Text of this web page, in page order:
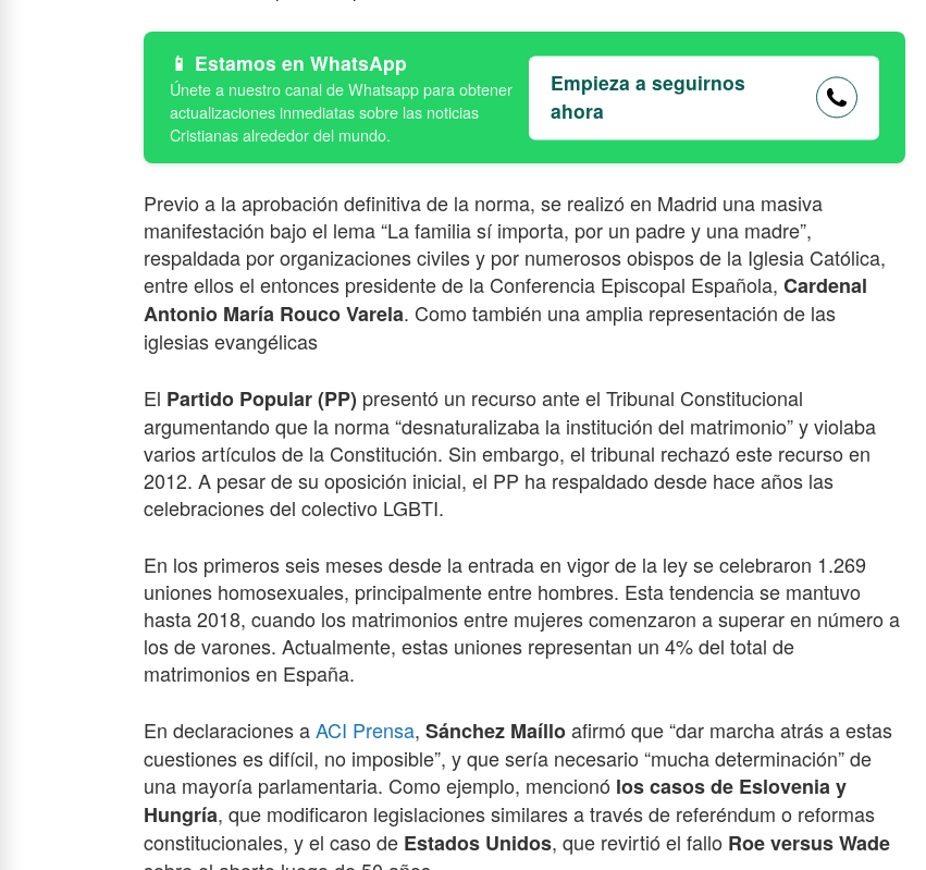
Estamos en WhatsApp
Empieza a seguirnos
ahora
Previo a la aprobación definitiva de la norma, se realizó en Madrid una masiva
manifestación bajo el lema “La familia sí importa, por un padre y una madre”,
respaldada por organizaciones civiles y por numerosos obispos de la Iglesia Católica,
entre ellos el entonces presidente de la Conferencia Episcopal Española, Cardenal
Antonio María Rouco Varela. Como también una amplia representación de las
iglesias evangélicas
El Partido Popular (PP) presentó un recurso ante el Tribunal Constitucional
argumentando que la norma “desnaturalizaba la institución del matrimonio” y violaba
varios artículos de la Constitución. Sin embargo, el tribunal rechazó este recurso en
2012. A pesar de su oposición inicial, el PP ha respaldado desde hace años las
celebraciones del colectivo LGBTI.
En los primeros seis meses desde la entrada en vigor de la ley se celebraron 1.269
uniones homosexuales, principalmente entre hombres. Esta tendencia se mantuvo
hasta 2018, cuando los matrimonios entre mujeres comenzaron a superar en número a
los de varones. Actualmente, estas uniones representan un 4% del total de
matrimonios en España.
En declaraciones aACI Prensa, Sánchez Maílloafirmó que “dar marcha atrás a estas
cuestiones es difícil, no imposible”, y que sería necesario “mucha determinación” de
una mayoría parlamentaria. Como ejemplo, mencionó los casos de Eslovenia y
Hungría, que modificaron legislaciones similares a través de referéndum o reformas
constitucionales, y el caso de Estados Unidos, que revirtió el fallo Roe versus Wade